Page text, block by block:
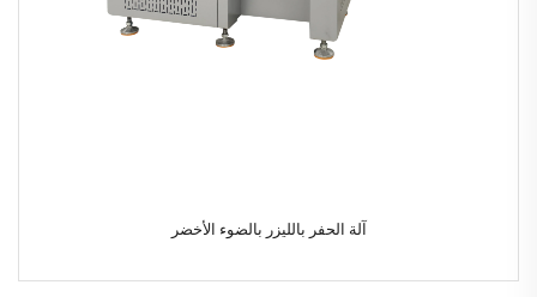
آلة الحفر بالليزر بالضوء الأخضر